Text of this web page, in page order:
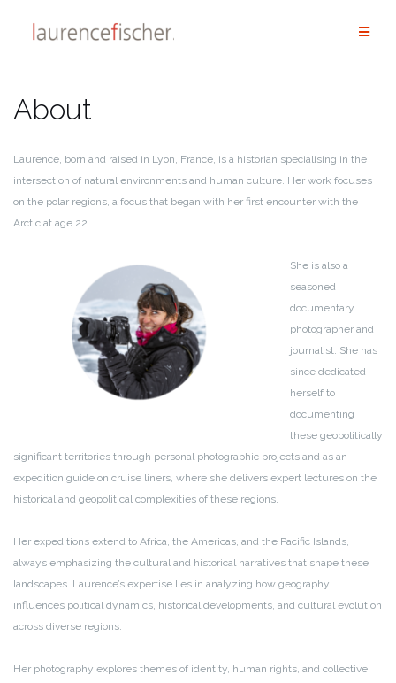
About
Laurence, born and raised in Lyon, France, is a historian specialising in the
intersection of natural environments and human culture. Her work focuses
on the polar regions, a focus that began with her first encounter with the
Arctic at age 22.
She is also a
seasoned
documentary
photographer and
journalist. She has
since dedicated
herself to
documenting
these geopolitically
significant territories through personal photographic projects and as an
expedition guide on cruise liners, where she delivers expert lectures on the
historical and geopolitical complexities of these regions.
Her expeditions extend to Africa, the Americas, and the Pacific Islands,
always emphasizing the cultural and historical narratives that shape these
landscapes. Laurence’s expertise lies in analyzing how geography
influences political dynamics, historical developments, and cultural evolution
across diverse regions.
Her photography explores themes of identity, human rights, and collective